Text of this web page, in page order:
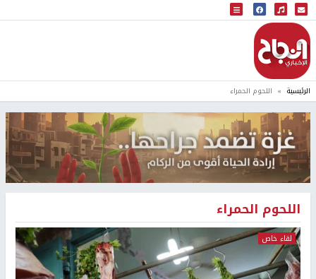
البث المباشر
إذاعة النجاح
الرئيسية اللحوم الحمراء
اللحوم الحمراء
لقاء خاص